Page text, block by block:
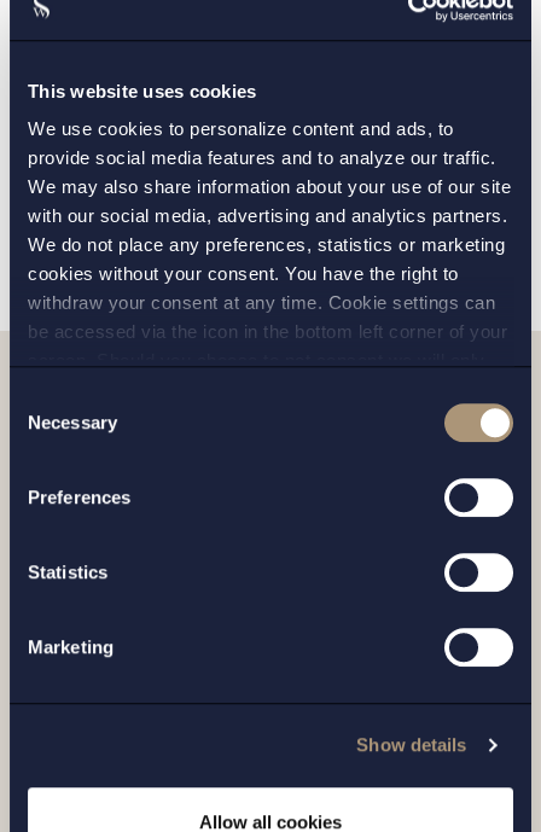
This website uses cookies
We use cookies to personalize content and ads, to
provide social media features and to analyze our traffic.
We may also share information about your use of our site
with our social media, advertising and analytics partners.
We do not place any preferences, statistics or marketing
cookies without your consent. You have the right to
withdraw your consent at any time. Cookie settings can
be accessed via the icon in the bottom left corner of your
andprivacy policy
for more details on cookies and our
Selection
Necessary
Preferences
Statistics
Marketing
Show details
Allow all cookies
Uppdrag
Setterwalls har biträtt Priveq Investment
Läs mer
Visa alla uppdrag
Nyhet| 12 okt 2020
Är din organisation redo för nya krav på
visselblåsning? – Checklista för
implementering av visselblåsarsystem